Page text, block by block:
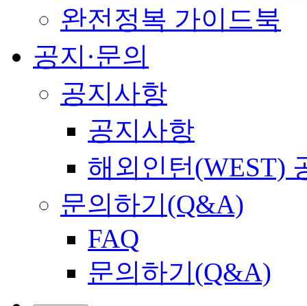
완전정복 가이드북
공지·문의
공지사항
공지사항
해외인턴(WEST)
문의하기(Q&A)
FAQ
문의하기(Q&A)